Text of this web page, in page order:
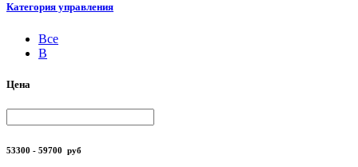
Категория управления
Все
B
Цена
53300 - 59700 руб